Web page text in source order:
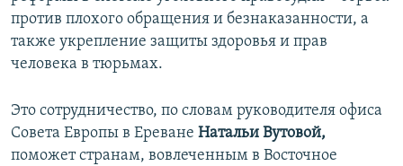
против плохого обращения и безнаказанности, а
также укрепление защиты здоровья и прав
человека в тюрьмах.
Это сотрудничество, по словам руководителя офиса
Совета Европы в Ереване Натальи Вутовой,
поможет странам, вовлеченным в Восточное